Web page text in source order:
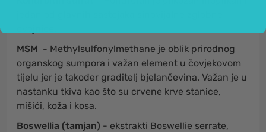
MSM - Methylsulfonylmethane je oblik prirodnog
organskog sumpora i važan element u čovjekovom
tijelu jer je također graditelj bjelančevina. Važan je u
nastanku tkiva kao što su crvene krve stanice,
mišići, koža i kosa.
Boswellia (tamjan) - ekstrakti Boswellie serrate,